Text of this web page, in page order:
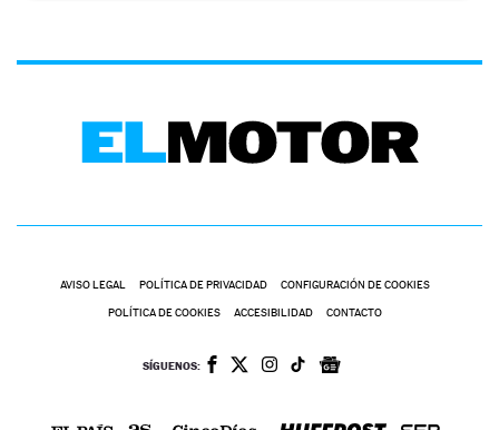
AVISO LEGAL POLÍTICA DE PRIVACIDAD CONFIGURACIÓN DE COOKIES
POLÍTICA DE COOKIES ACCESIBILIDAD CONTACTO
SÍGUENOS: